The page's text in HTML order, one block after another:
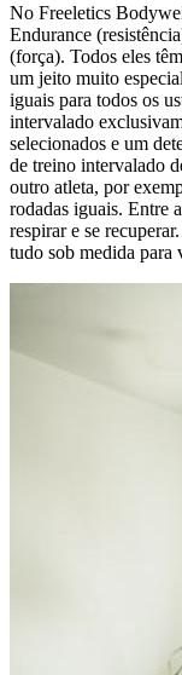
No Freeletics
Endurance
(força). Todos eles
um jeito muito
iguais para todos os
intervalado
selecionados e um
de treino intervalado
outro atleta, por
rodadas iguais. Entre
respirar e se
tudo sob medida para